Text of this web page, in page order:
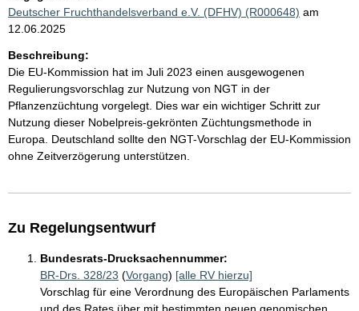
Deutscher Fruchthandelsverband e.V. (DFHV) (R000648) am
12.06.2025
Beschreibung:
Die EU-Kommission hat im Juli 2023 einen ausgewogenen
Regulierungsvorschlag zur Nutzung von NGT in der
Pflanzenzüchtung vorgelegt. Dies war ein wichtiger Schritt zur
Nutzung dieser Nobelpreis-gekrönten Züchtungsmethode in
Europa. Deutschland sollte den NGT-Vorschlag der EU-Kommission
ohne Zeitverzögerung unterstützen.
Zu Regelungsentwurf
Bundesrats-Drucksachennummer:
BR-Drs. 328/23 (Vorgang) [alle RV hierzu]
Vorschlag für eine Verordnung des Europäischen Parlaments